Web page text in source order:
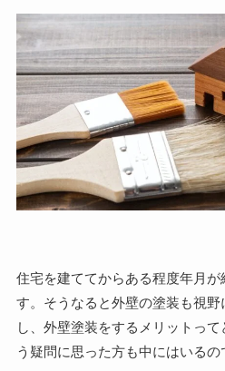
住宅を建ててからある程度年月
す。そうなると外壁の塗装も視
し、外壁塗装をするメリットっ
う疑問に思った方も中にはいるの